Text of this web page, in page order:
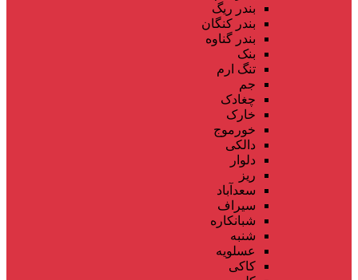
بندر ریگ
بندر کنگان
بندر گناوه
بنک
تنگ ارم
جم
چغادک
خارک
خورموج
دالکی
دلوار
ریز
سعدآباد
سیراف
شبانکاره
شنبه
عسلویه
کاکی